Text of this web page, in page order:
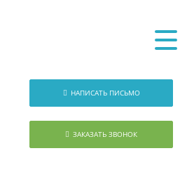
НАПИСАТЬ ПИСЬМО
ЗАКАЗАТЬ ЗВОНОК